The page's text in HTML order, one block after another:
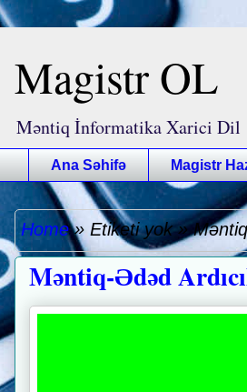
Magistr OL
Məntiq İnformatika Xarici Dil
Ana Səhifə Magistr
Home» Etiketi yok»
Məntiq-Ədəd